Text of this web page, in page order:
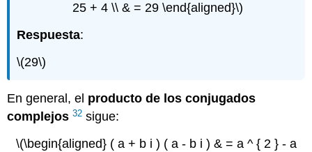
25 + 4 \\ & = 29 \end{aligned}\)
Respuesta:
\(29\)
En general, el producto de los conjugados
complejos 32 sigue:
\(\begin{aligned} ( a + b i ) ( a - b i ) & = a ^ { 2 } - a